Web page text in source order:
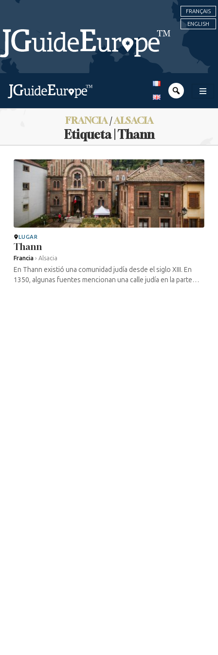
FRANÇAIS
ENGLISH
FRANCIA/ALSACIA
Etiqueta | Thann
LUGAR
Thann
Francia › Alsacia
En Thann existió una comunidad judía desde el siglo XIII. En
1350, algunas fuentes mencionan una calle judía en la parte